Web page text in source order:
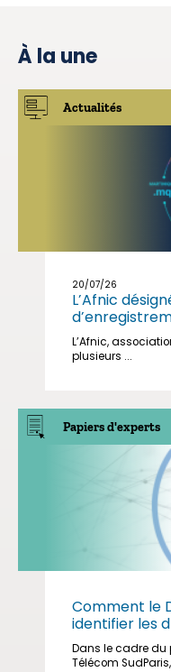
À la une
Actualités
20/07/26
L’Afnic
L’Afnic,
plusieurs ...
Papiers d'experts
Comment le
identifier les
Dans le cadre du
Télécom SudParis,